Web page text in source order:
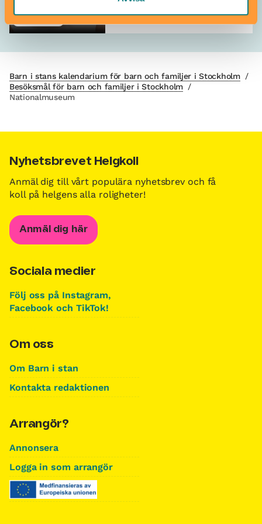
Barn i stans kalendarium för barn och familjer i Stockholm /
Besöksmål för barn och familjer i Stockholm /
Nationalmuseum
Nyhetsbrevet Helgkoll
Anmäl dig till vårt populära nyhetsbrev och få
koll på helgens alla roligheter!
Anmäl dig här
Sociala medier
Följ oss på Instagram,
Facebook och TikTok!
Om oss
Om Barn i stan
Kontakta redaktionen
Arrangör?
Annonsera
Logga in som arrangör